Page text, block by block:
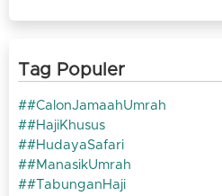
Tag Populer
#CalonJamaahUmrah
#HajiKhusus
#HudayaSafari
#ManasikUmrah
#TabunganHaji